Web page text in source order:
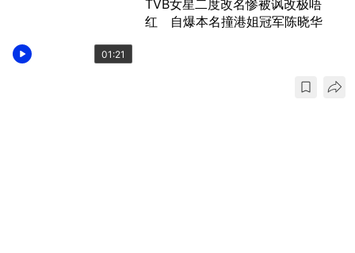
01:21
TVB女星二度改名惨被讽改极唔
红 自爆本名撞港姐冠军陈晓华